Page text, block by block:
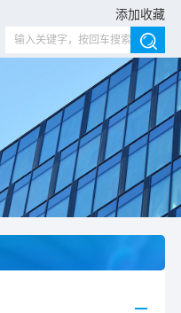
添加收藏